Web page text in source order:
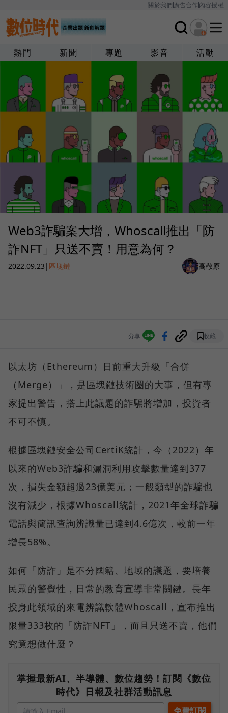
關於我們廣告合作內容授權
熱門 新聞 專題 影音 活動
Web3詐騙案大增，Whoscall推出「防
詐NFT」只送不賣！用意為何？
2022.09.23 | 區塊鏈 高敬原
分享 收藏
以太坊（Ethereum）日前重大升級「合併
（Merge）」，是區塊鏈技術圈的大事，但有專
家提出警告，搭上此議題的詐騙將增加，投資者
不可不慎。
根據區塊鏈安全公司CertiK統計，今（2022）年
以來的Web3詐騙和漏洞利用攻擊數量達到377
次，損失金額超過23億美元；一般類型的詐騙也
沒有減少，根據Whoscall統計，2021年全球詐騙
電話與簡訊查詢辨識量已達到4.6億次，較前一年
增長58%。
如何「防詐」是不分國籍、地域的議題，要培養
民眾的警覺性，日常的教育宣導非常關鍵。長年
投身此領域的來電辨識軟體Whoscall，宣布推出
限量333枚的「防詐NFT」，而且只送不賣，他們
究竟想做什麼？
掌握最新AI、半導體、數位趨勢！訂閱《數位
時代》日報及社群活動訊息